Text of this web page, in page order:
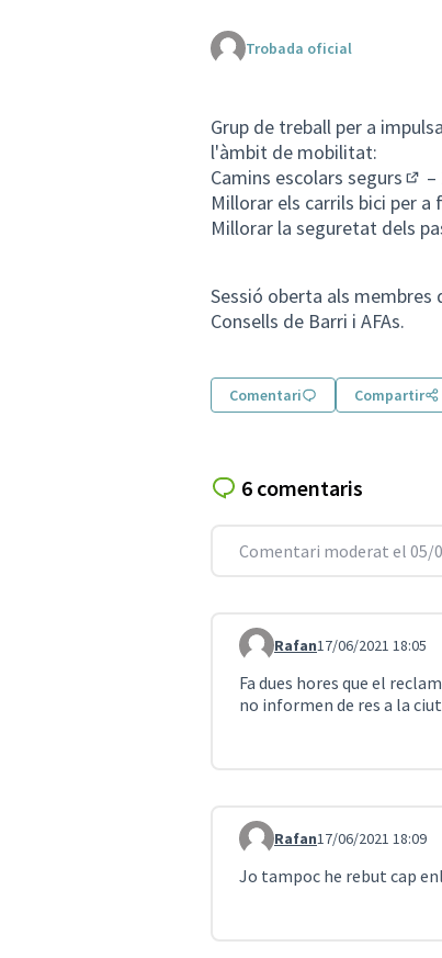
Trobada oficial
Grup de treball per a
l'àmbit de mobilitat:
Camins escolars segurs
–
Millorar els carrils bici per a
Millorar la seguretat dels
Sessió oberta als
Consells de Barri i AFAs.
Comentari Compartir
6 comentaris
Comentari moderat el 05/
Comentari 990
Rafan17/06/2021 18:05
Fa dues hores que el
no informen de res a la
Comentari 993
Rafan17/06/2021 18:09
Jo tampoc he rebut cap